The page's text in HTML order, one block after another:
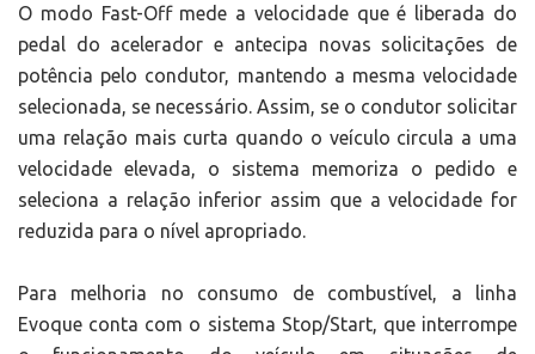
O modo Fast-Off mede a velocidade que é liberada do
pedal do acelerador e antecipa novas solicitações de
potência pelo condutor, mantendo a mesma velocidade
selecionada, se necessário. Assim, se o condutor solicitar
uma relação mais curta quando o veículo circula a uma
velocidade elevada, o sistema memoriza o pedido e
seleciona a relação inferior assim que a velocidade for
reduzida para o nível apropriado.
Para melhoria no consumo de combustível, a linha
Evoque conta com o sistema Stop/Start, que interrompe